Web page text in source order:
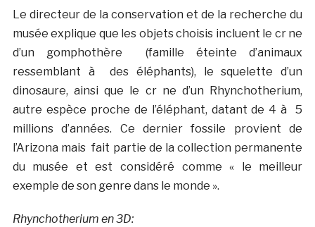
Le directeur de la conservation et de la recherche du
musée explique que les objets choisis incluent le cr ne
d’un gomphothère (famille éteinte d’animaux
ressemblant à des éléphants), le squelette d’un
dinosaure, ainsi que le cr ne d’un Rhynchotherium,
autre espèce proche de l’éléphant, datant de 4 à 5
millions d’années. Ce dernier fossile provient de
l’Arizona mais fait partie de la collection permanente
du musée et est considéré comme « le meilleur
exemple de son genre dans le monde ».
Rhynchotherium en 3D: